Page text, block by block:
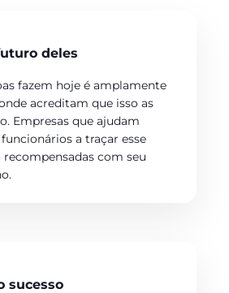
deles
fazem hoje é amplamente
acreditam que isso as
Empresas que ajudam
a traçar esse
com seu
sucesso